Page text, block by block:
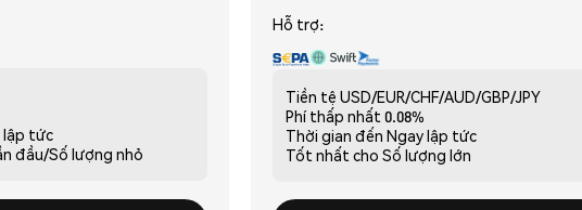
lập tức
đầu/Số lượng nhỏ
Hỗ trợ:
Tiền tệ USD/EUR/CHF/AUD/GBP/JPY
Phí thấp nhất 0.08%
Thời gian đến Ngay lập tức
Tốt nhất cho Số lượng lớn